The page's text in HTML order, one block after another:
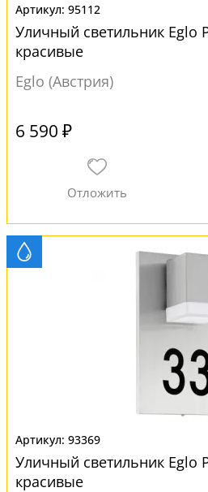
95112
Уличный светильник Eglo
красивые
Eglo (Австрия)
6 590 ₽
93369
Уличный светильник Eglo
красивые